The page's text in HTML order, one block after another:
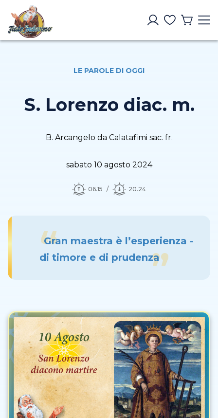
LE PAROLE DI OGGI
S. Lorenzo diac. m.
B. Arcangelo da Calatafimi sac. fr.
sabato 10 agosto 2024
06.15 20.24
Gran maestra è l’esperienza -
di timore e di prudenza